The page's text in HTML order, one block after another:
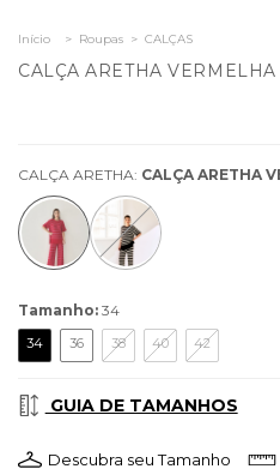
Início > Roupas > CALÇAS
CALÇA ARETHA VERMELHA
CALÇA ARETHA: CALÇA ARETHA
Tamanho: 34
34 36 38 40 42
GUIA DE TAMANHOS
Descubra seu Tamanho